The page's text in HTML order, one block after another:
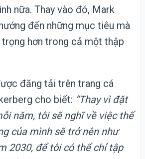
nữa. Thay vào đó, Mark
đến những mục tiêu mà
trọng hơn trong cả một thập
đăng tải trên trang cá
cho biết: “Thay vì đặt
năm, tôi sẽ nghĩ về việc thế
của mình sẽ trở nên như
2030, để tôi có thể chỉ tập